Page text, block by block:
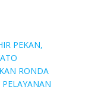
PEKAN,
RONDA